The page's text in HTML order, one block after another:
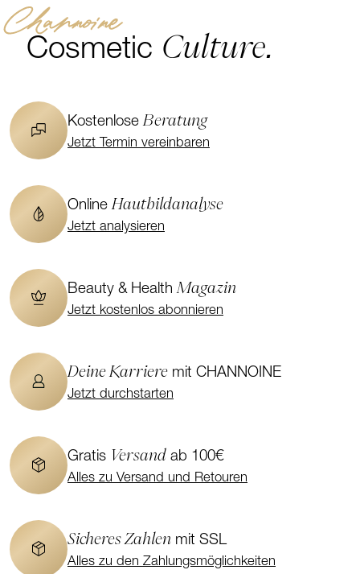
Channoine
Cosmetic Culture.
KostenloseBeratung
Jetzt Termin vereinbaren
OnlineHautbildanalyse
Jetzt analysieren
Beauty & HealthMagazin
Jetzt kostenlos abonnieren
Deine Karriere mit CHANNOINE
Jetzt durchstarten
Gratis Versand ab 100€
Alles zu Versand und Retouren
Sicheres Zahlen mit SSL
Alles zu den Zahlungsmöglichkeiten